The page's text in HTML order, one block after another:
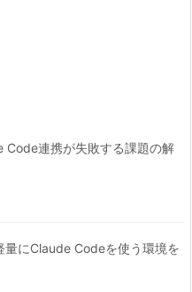
Code連携が失敗する課題の解
にClaude Codeを使う環境を